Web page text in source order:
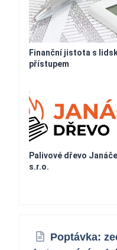
Finanční jistota s
přístupem
Palivové dřevo
s.r.o.
Poptávka: